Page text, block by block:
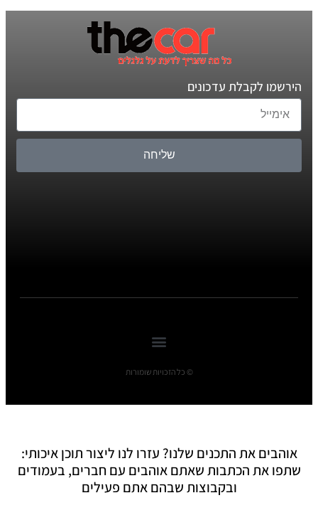
הירשמו לקבלת עדכונים
שליחה
© כל הזכויות שומורות
אוהבים את התכנים שלנו? עזרו לנו ליצור תוכן איכותי:
שתפו את הכתבות שאתם אוהבים עם חברים, בעמודים
ובקבוצות שבהם אתם פעילים